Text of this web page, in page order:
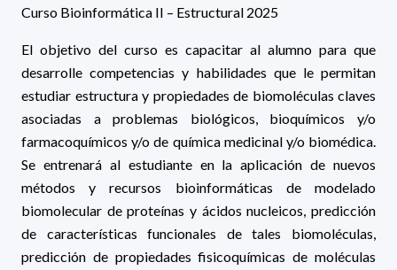
Curso Bioinformática II – Estructural 2025
El objetivo del curso es capacitar al alumno para que
desarrolle competencias y habilidades que le permitan
estudiar estructura y propiedades de biomoléculas claves
asociadas a problemas biológicos, bioquímicos y/o
farmacoquímicos y/o de química medicinal y/o biomédica.
Se entrenará al estudiante en la aplicación de nuevos
métodos y recursos bioinformáticas de modelado
biomolecular de proteínas y ácidos nucleicos, predicción
de características funcionales de tales biomoléculas,
predicción de propiedades fisicoquímicas de moléculas